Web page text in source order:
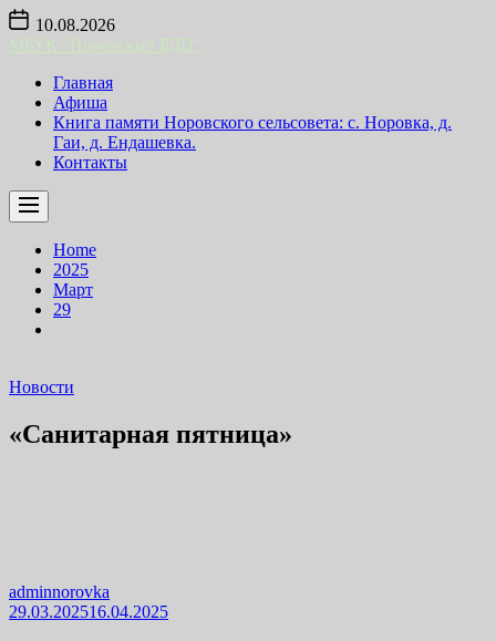
Skip
content
10.08.2026
Главная
Афиша
Книга памяти Норовского сельсовета: с. Норовка, д.
Гаи, д. Ендашевка.
Контакты
Home
2025
Март
29
Новости
«Санитарная пятница»
adminnorovka
29.03.202516.04.2025